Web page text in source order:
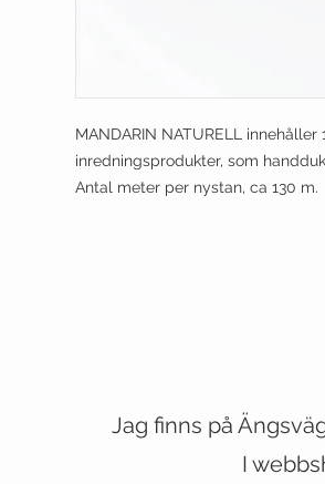
MANDARIN NATURELL
inredningsprodukter, som
Antal meter per nystan, ca 130 m.
VESTEJag finns på
I